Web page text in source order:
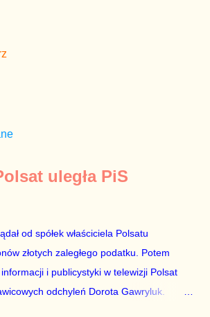
uległa PiS
od spółek właściciela Polsatu
złotych zaległego podatku. Potem
i publicystyki w telewizji Polsat
odchyleń Dorota Gawryluk.